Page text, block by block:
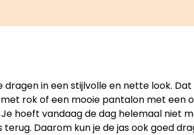
in een stijlvolle en nette look.
rok of een mooie pantalon met een
hoeft vandaag de dag helemaal niet
Daarom kun je de jas ook goed